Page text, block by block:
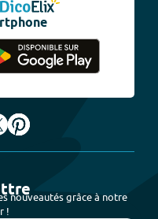
nouveautés grâce à notre
!